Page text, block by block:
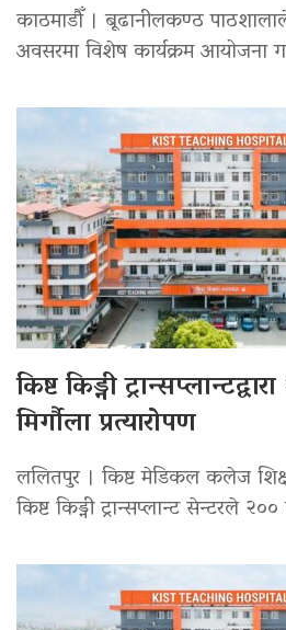
काठमाडौँ । बूढानीलकण्ठ
अवसरमा विशेष कार्यक्रम आयोजना
किष्ट किड्नी
मिर्गौला प्रत्यारोपण
ललितपुर । किष्ट मेडिकल कलेज
किष्ट किड्नी ट्रान्सप्लान्ट सेन्टरले २००